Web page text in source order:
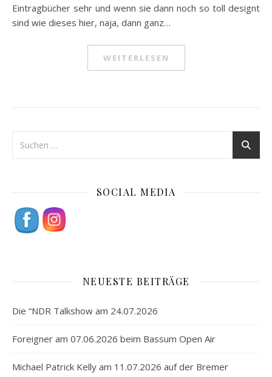
Eintragbücher sehr und wenn sie dann noch so toll designt
sind wie dieses hier, naja, dann ganz…
WEITERLESEN
SOCIAL MEDIA
NEUESTE BEITRÄGE
Die “NDR Talkshow am 24.07.2026
Foreigner am 07.06.2026 beim Bassum Open Air
Michael Patrick Kelly am 11.07.2026 auf der Bremer